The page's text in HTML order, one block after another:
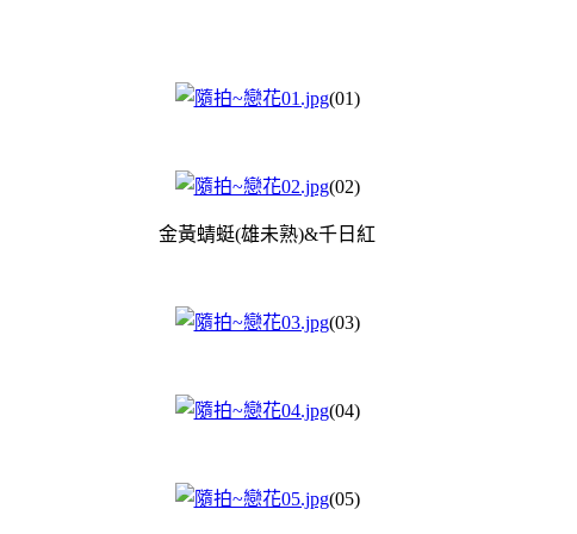
(01)
(02)
金黃蜻蜓(雄未熟)&千日紅
(03)
(04)
(05)